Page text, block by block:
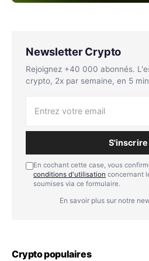
Newsletter Crypto
Rejoignez +40 000 abonnés.
crypto, 2x par semaine, en 5
S'inscrire
En cochant cette case, vous
conditions d'utilisation concernant
soumises via ce formulaire.
En savoir plus sur notre
Crypto populaires